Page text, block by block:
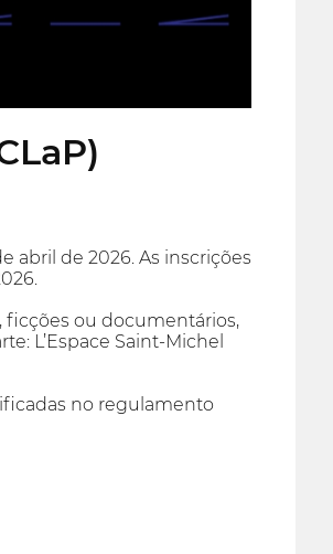
abril de 2026. As inscrições
ficções ou documentários,
L’Espace Saint-Michel
no regulamento